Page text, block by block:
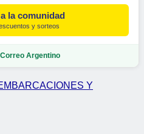
la comunidad
y sorteos
Argentino
Y